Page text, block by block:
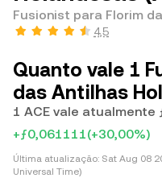
Fusionist para Florim
4,5
Quanto vale 1
das Antilhas
1 ACE vale atualmente
+ƒ0,061111(+30,00%)
Última atualização: Sat Aug 08
Universal Time)